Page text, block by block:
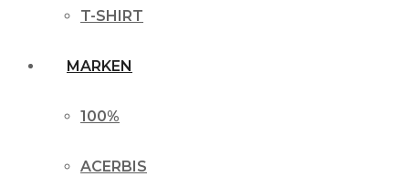
T-SHIRT
MARKEN
100%
ACERBIS